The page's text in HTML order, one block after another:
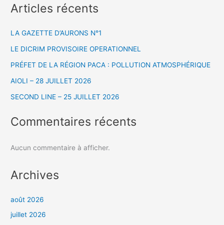
Articles récents
LA GAZETTE D’AURONS N°1
LE DICRIM PROVISOIRE OPERATIONNEL
PRÉFET DE LA RÉGION PACA : POLLUTION ATMOSPHÉRIQUE
AIOLI – 28 JUILLET 2026
SECOND LINE – 25 JUILLET 2026
Commentaires récents
Aucun commentaire à afficher.
Archives
août 2026
juillet 2026